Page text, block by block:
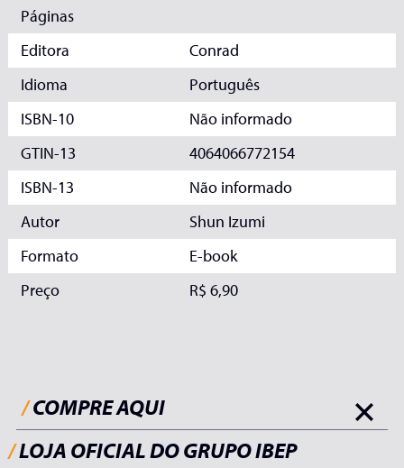
Páginas
Editora
Conrad
Idioma
Português
ISBN-10
Não informado
GTIN-13
4064066772154
ISBN-13
Não informado
Autor
Shun Izumi
Formato
E-book
Preço
R$ 6,90
/COMPRE AQUI
/LOJA OFICIAL DO GRUPO IBEP